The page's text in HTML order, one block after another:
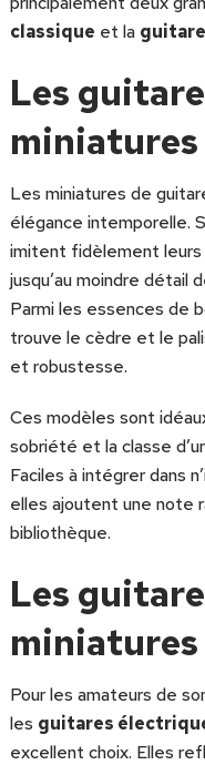
classique et la
Les
miniatures
Les miniatures de
élégance intemporelle.
imitent fidèlement leurs
jusqu’au moindre détail
Parmi les essences de
trouve le cèdre et le
et robustesse.
Ces modèles sont
sobriété et la classe
Faciles à intégrer dans
elles ajoutent une note
bibliothèque.
Les
miniatures
Pour les amateurs de
les guitares
excellent choix. Elles